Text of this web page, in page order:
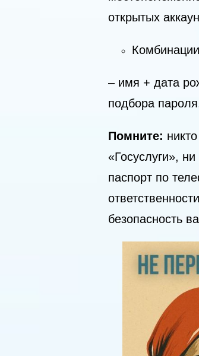
открытых
– имя + дата
подбора
Помните:
«Госуслуги»,
паспорт по
безопасность